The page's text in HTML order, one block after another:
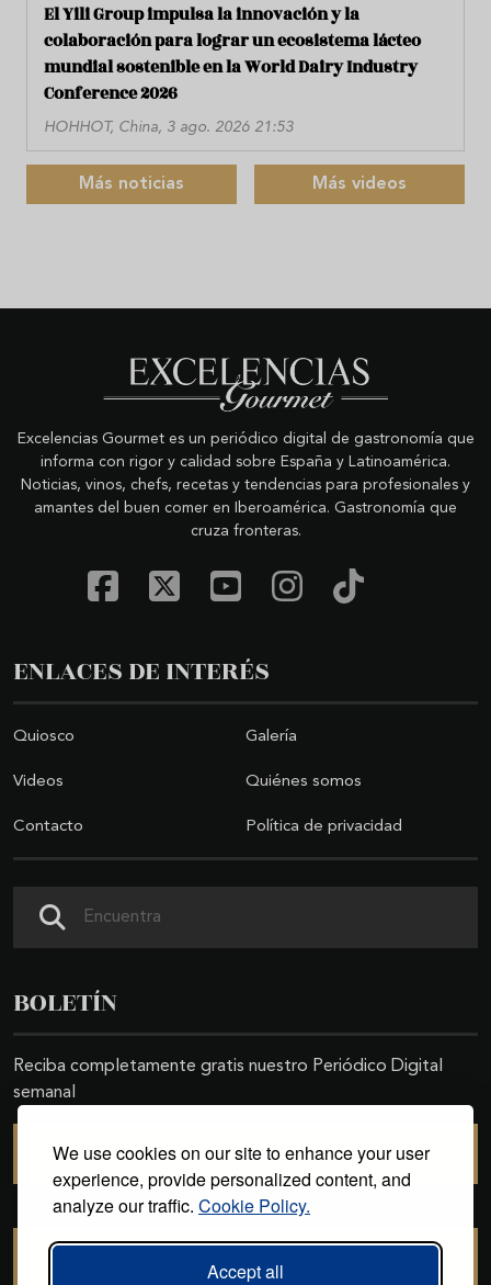
We use cookies on our site to enhance your user
experience, provide personalized content, and
analyze our traffic. Cookie Policy.
Accept all
El Yili Group impulsa la innovación y la
colaboración para lograr un ecosistema lácteo
mundial sostenible en la World Dairy Industry
Conference 2026
HOHHOT, China, 3 ago. 2026 21:53
Más noticias Más videos
Excelencias Gourmet es un periódico digital de gastronomía que
informa con rigor y calidad sobre España y Latinoamérica.
Noticias, vinos, chefs, recetas y tendencias para profesionales y
amantes del buen comer en Iberoamérica. Gastronomía que
cruza fronteras.
ENLACES DE INTERÉS
Quiosco Galería
Videos Quiénes somos
Contacto Política de privacidad
BOLETÍN
Reciba completamente gratis nuestro Periódico Digital
semanal
SUSCRIBIRSE